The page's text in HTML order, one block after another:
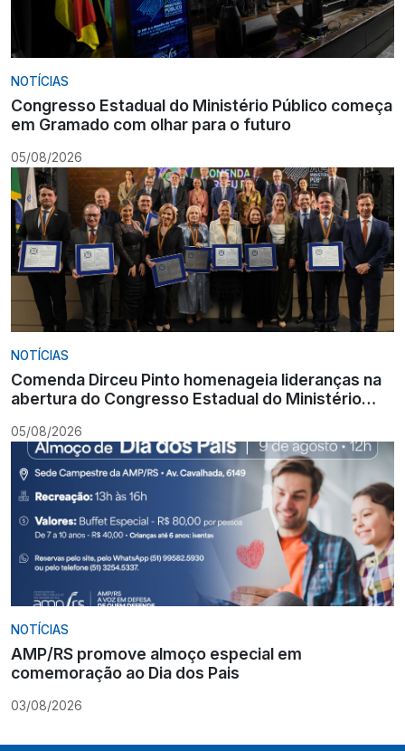
NOTÍCIAS
Congresso Estadual do Ministério Público começa
em Gramado com olhar para o futuro
05/08/2026
NOTÍCIAS
Comenda Dirceu Pinto homenageia lideranças na
abertura do Congresso Estadual do Ministério
05/08/2026
NOTÍCIAS
AMP/RS promove almoço especial em
comemoração ao Dia dos Pais
03/08/2026